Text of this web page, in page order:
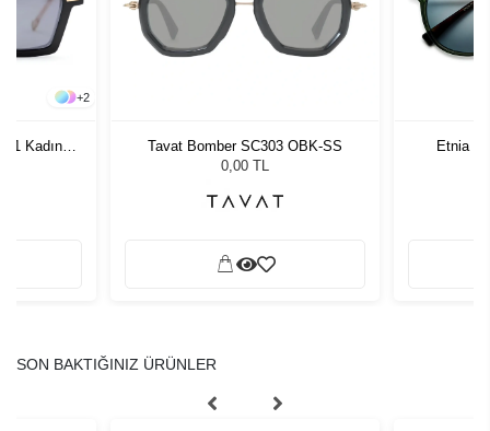
+2
Kadın
Tavat Bomber SC303 OBK-SS
0,00 TL
Etnia
SON BAKTIĞINIZ ÜRÜNLER